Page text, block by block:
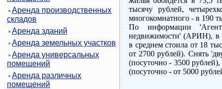
Аренда производственных
складов
Аренда зданий
Аренда земельных участков
Аренда универсальных
помещений
Аренда различных
помещений
тысячу рублей,
многокомнатного - в 190
По информации
недвижимости' (АРИН), в
в среднем стоила от 18
от 2700 рублей). Снять
(посуточно - 3500
(посуточно - от 5000